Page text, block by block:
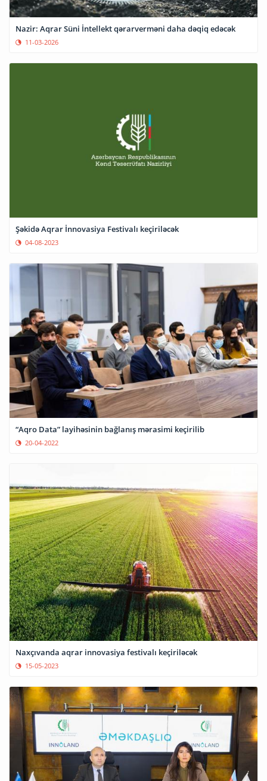
Nazir: Aqrar Süni İntellekt qərarverməni daha dəqiq edəcək
11-03-2026
Şəkidə Aqrar İnnovasiya Festivalı keçiriləcək
04-08-2023
“Aqro Data” layihəsinin bağlanış mərasimi keçirilib
20-04-2022
Naxçıvanda aqrar innovasiya festivalı keçiriləcək
15-05-2023